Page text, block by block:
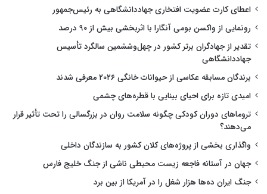
اعطای کارت عضویت افتخاری جهاددانشگاهی به رئیس‌جمهور
رونمایی از واکسن بومی آنگارا با اثربخشی بیش از ۹۰ درصد
تقدیر از جهادگران برتر کشور در چهل‌وششمین سالگرد تأسیس
جهاددانشگاهی
برندگان مسابقه عکاسی از حیوانات خانگی ۲۰۲۶ معرفی شدند
امیدی تازه برای احیای بینایی با قطره‌های چشمی
تروماهای دوران کودکی چگونه سلامت روان در بزرگسالی را تحت تأثیر قرار
می‌دهند؟
واگذاری بخشی از پروژه‌های کلان کشور به سازندگان داخلی
جهان در آستانه فاجعه زیست محیطی ناشی از جنگ خلیج فارس
جنگ ایران ده‌ها هزار شغل را در آمریکا از بین برد